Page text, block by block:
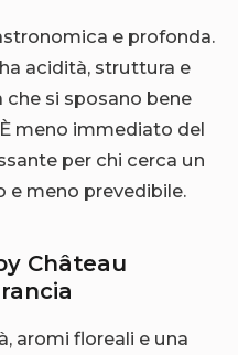
e profonda.
acidità, struttura e
si sposano bene
meno immediato del
per chi cerca un
meno prevedibile.
Château
aromi floreali e una